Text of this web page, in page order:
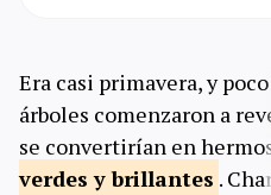
Era casi primavera, y
árboles comenzaron a
se convertirían en
verdes ybrillantes .